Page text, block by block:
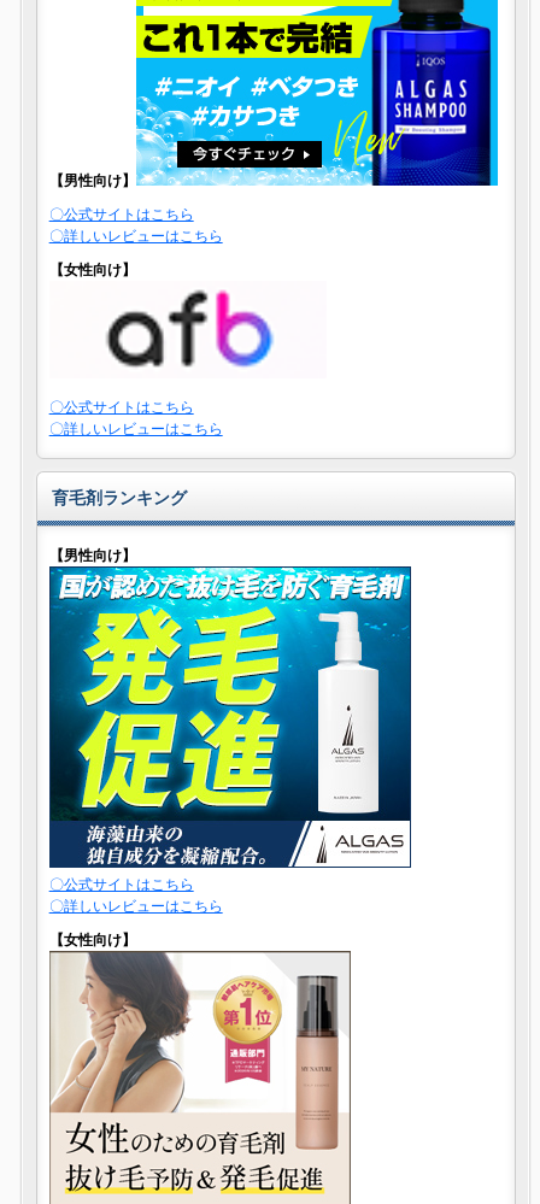
【男性向け】
〇公式サイトはこちら
〇詳しいレビューはこちら
【女性向け】
〇公式サイトはこちら
〇詳しいレビューはこちら
育毛剤ランキング
【男性向け】
〇公式サイトはこちら
〇詳しいレビューはこちら
【女性向け】